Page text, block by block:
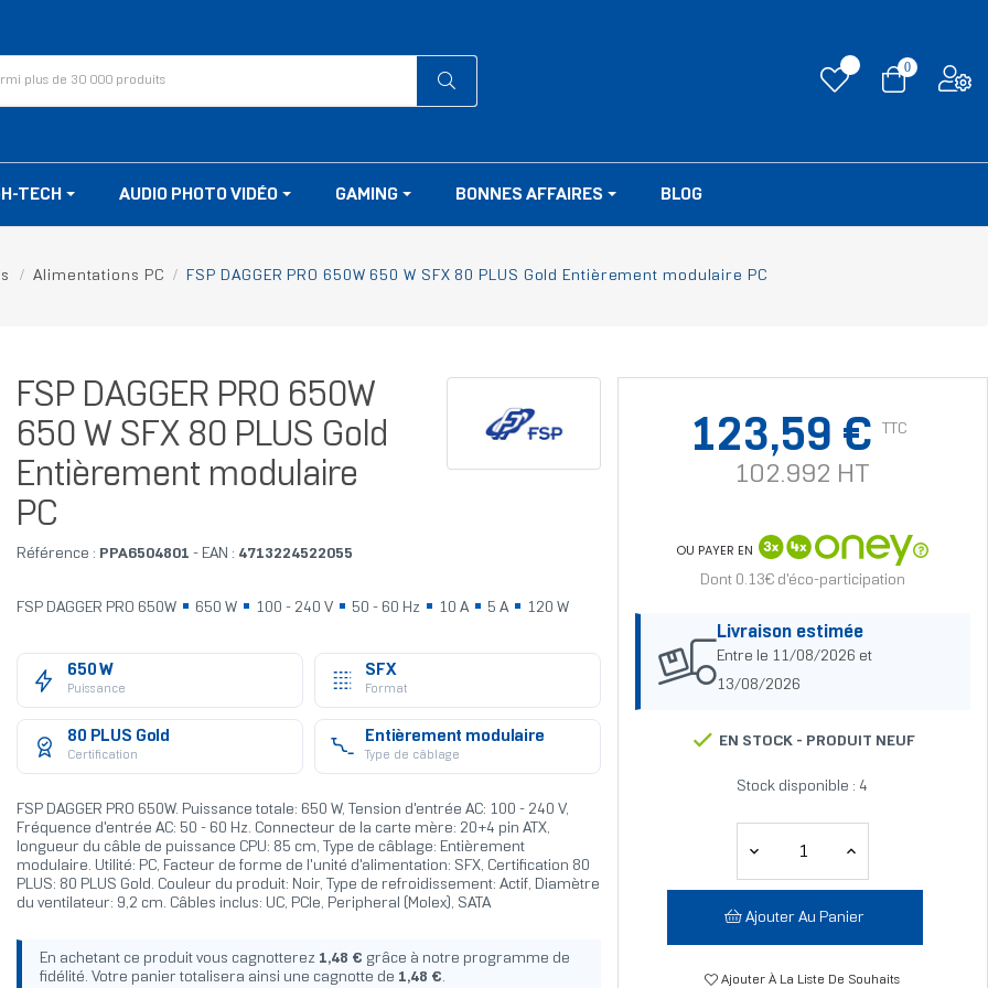
0
TECH AUDIO PHOTO VIDÉO GAMING BONNES AFFAIRES BLOG
Alimentations PC FSP DAGGER PRO 650W 650 W SFX 80 PLUS Gold Entièrement modulaire PC
FSP DAGGER PRO 650W
650 W SFX 80 PLUS Gold
Entièrement modulaire
PC
Référence : PPA6504801 - EAN : 4713224522055
FSP DAGGER PRO 650W 650 W 100 - 240 V 50 - 60 Hz 10 A 5 A 120 W
650 W
Puissance
SFX
Format
80 PLUS Gold
Certification
Entièrement modulaire
Type de câblage
FSP DAGGER PRO 650W. Puissance totale: 650 W, Tension d'entrée AC: 100 - 240 V,
Fréquence d'entrée AC: 50 - 60 Hz. Connecteur de la carte mère: 20+4 pin ATX,
longueur du câble de puissance CPU: 85 cm, Type de câblage: Entièrement
modulaire. Utilité: PC, Facteur de forme de l'unité d'alimentation: SFX, Certification 80
PLUS: 80 PLUS Gold. Couleur du produit: Noir, Type de refroidissement: Actif, Diamètre
du ventilateur: 9,2 cm. Câbles inclus: UC, PCIe, Peripheral (Molex), SATA
En achetant ce produit vous cagnotterez 1,48 € grâce à notre programme de
fidélité. Votre panier totalisera ainsi une cagnotte de 1,48 €.
123,59 € TTC
102.992 HT
OU PAYER EN
Dont 0.13€ d'éco-participation
Livraison estimée
Entre le 11/08/2026 et
13/08/2026
EN STOCK - PRODUIT NEUF
Stock disponible : 4
Ajouter Au Panier
Ajouter À La Liste De Souhaits